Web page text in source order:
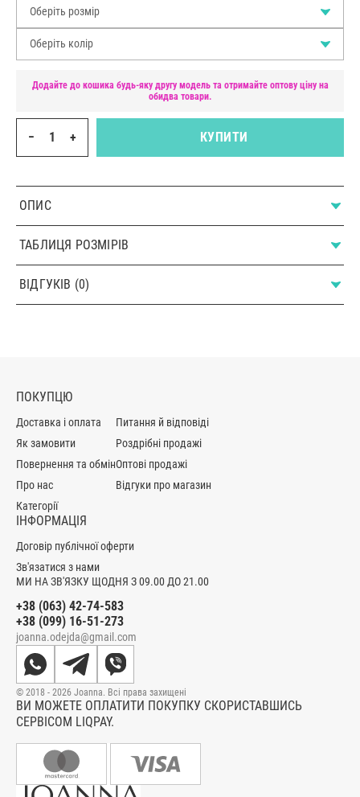
Оберіть розмір
Оберіть колір
Додайте до кошика будь-яку другу модель та отримайте оптову ціну на
обидва товари.
− + КУПИТИ
ОПИС
ТАБЛИЦЯ РОЗМІРІВ
ВІДГУКІВ (0)
МИ НА ЗВ'ЯЗКУ ЩОДНЯ З 09.00 ДО 21.00
+38 (063) 42-74-583
+38 (099) 16-51-273
joanna.odejda@gmail.com
ПОКУПЦЮ
Доставка і оплата
Як замовити
Повернення та обмін
Про нас
Категорії
Питання й відповіді
Роздрібні продажі
Оптові продажі
Відгуки про магазин
ІНФОРМАЦІЯ
Договір публічної оферти
Зв'язатися з нами
ВИ МОЖЕТЕ ОПЛАТИТИ ПОКУПКУ СКОРИСТАВШИСЬ
СЕРВІСОМ LIQPAY.
© 2018 - 2026 Joanna. Всі права захищені